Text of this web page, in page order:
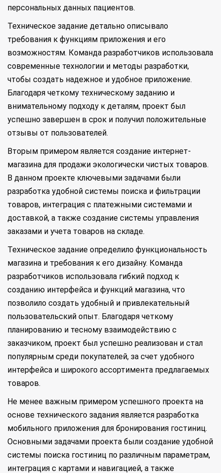
персональных данных пациентов.
Техническое задание детально описывало
требования к функциям приложения и его
возможностям. Команда разработчиков использовала
современные технологии и методы разработки,
чтобы создать надежное и удобное приложение.
Благодаря четкому техническому заданию и
внимательному подходу к деталям, проект был
успешно завершен в срок и получил положительные
отзывы от пользователей.
Вторым примером является создание интернет-
магазина для продажи экологически чистых товаров.
В данном проекте ключевыми задачами были
разработка удобной системы поиска и фильтрации
товаров, интеграция с платежными системами и
доставкой, а также создание системы управления
заказами и учета товаров на складе.
Техническое задание определило функциональность
магазина и требования к его дизайну. Команда
разработчиков использовала гибкий подход к
созданию интерфейса и функций магазина, что
позволило создать удобный и привлекательный
пользовательский опыт. Благодаря четкому
планированию и тесному взаимодействию с
заказчиком, проект был успешно реализован и стал
популярным среди покупателей, за счет удобного
интерфейса и широкого ассортимента предлагаемых
товаров.
Не менее важным примером успешного проекта на
основе технического задания является разработка
мобильного приложения для бронирования гостиниц.
Основными задачами проекта были создание удобной
системы поиска гостиниц по различным параметрам,
интеграция с картами и навигацией, а также